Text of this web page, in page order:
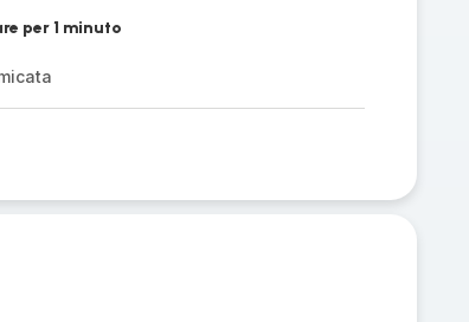
per 1 minuto